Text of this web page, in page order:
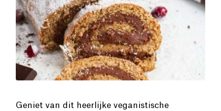
Geniet van dit heerlijke veganistische